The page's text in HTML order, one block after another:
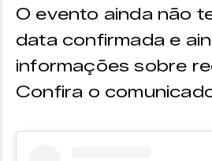
O evento ainda não
data confirmada e
informações sobre
Confira o